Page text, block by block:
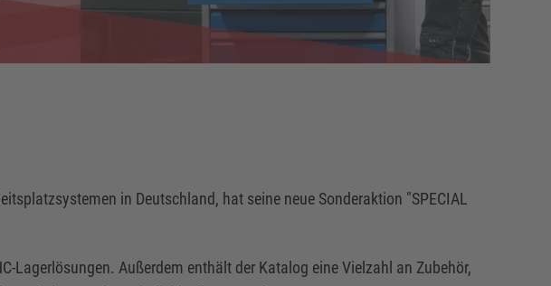
in Deutschland, hat seine neue Sonderaktion "SPECIAL
Lagerlösungen. Außerdem enthält der Katalog eine Vielzahl an Zubehör,